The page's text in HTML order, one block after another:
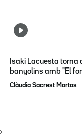
Isaki Lacuesta torna
banyolins amb "El
Clàudia Sacrest Martos